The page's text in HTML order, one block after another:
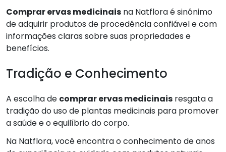
Comprar ervas medicinais na Natflora é sinônimo
de adquirir produtos de procedência confiável e com
informações claras sobre suas propriedades e
benefícios.
Tradição e Conhecimento
A escolha de comprar ervas medicinais resgata a
tradição do uso de plantas medicinais para promover
a saúde e o equilíbrio do corpo.
Na Natflora, você encontra o conhecimento de anos